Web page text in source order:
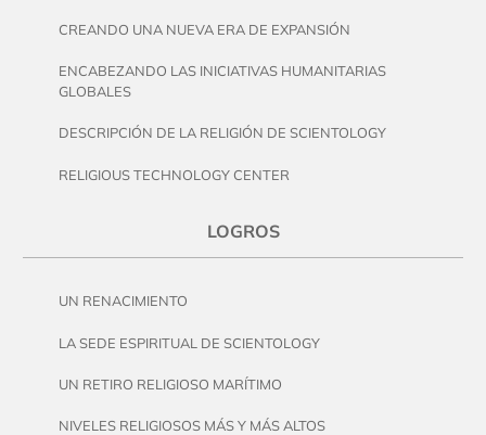
CREANDO UNA NUEVA ERA DE EXPANSIÓN
ENCABEZANDO LAS INICIATIVAS HUMANITARIAS
GLOBALES
DESCRIPCIÓN DE LA RELIGIÓN DE SCIENTOLOGY
RELIGIOUS TECHNOLOGY CENTER
LOGROS
UN RENACIMIENTO
LA SEDE ESPIRITUAL DE SCIENTOLOGY
UN RETIRO RELIGIOSO MARÍTIMO
NIVELES RELIGIOSOS MÁS Y MÁS ALTOS